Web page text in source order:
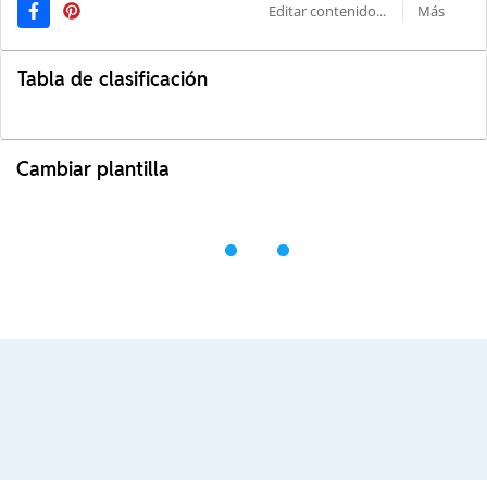
Editar contenido...
Más
Tabla de clasificación
Cambiar plantilla